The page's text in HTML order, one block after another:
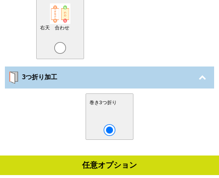
右天 合わせ
3つ折り加工
巻き3つ折り
任意オプション